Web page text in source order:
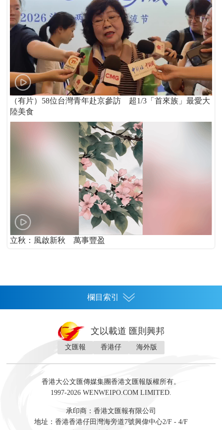
（有片）58位台灣青年赴京參訪 超1/3「首來族」最愛大
陸美食
立秋：風啟新秋 萬事豐盈
欄目索引
灣區人
財經 地產 投資 財評 數字經濟
訪談 直播 經湋論
文以載道 匯則興邦
文匯報 香港仔 海外版
香港大公文匯傳媒集團香港文匯報版權所有。
1997-2026 WENWEIPO.COM LIMITED.
承印商：香港文匯報有限公司
地址：香港香港仔田灣海旁道7號興偉中心2/F - 4/F